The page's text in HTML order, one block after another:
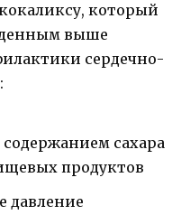
который
выше
сердечно-
сахара
продуктов
давление